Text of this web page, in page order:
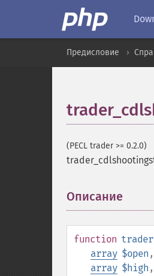
Предисловие
(PECL trader >= 0.2.0)
Описание
function
array $open ,
array $high ,